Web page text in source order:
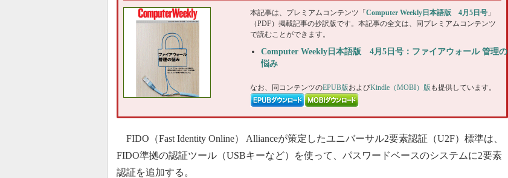
本記事は、プレミアムコンテンツ「 Computer Weekly日本語版 4月5日号 」
（PDF）掲載記事の抄訳版です。本記事の全文は、同プレミアムコンテンツ
で読むことができます。
Computer Weekly日本語版 4月5日号：ファイアウォール 管理の
悩み
なお、同コンテンツのEPUB版およびKindle（MOBI）版 も提供しています。
FIDO（Fast Identity Online） Allianceが策定したユニバーサル2要素認証（U2F）標準は、
FIDO準拠の認証ツール（USBキーなど）を使って、パスワードベースのシステムに2要素
認証を追加する。